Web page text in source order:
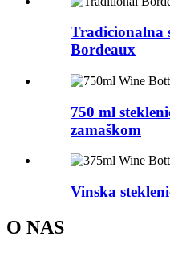
Tradicionalna
Bordeaux
750 ml
zamaškom
Vinska
O NAS